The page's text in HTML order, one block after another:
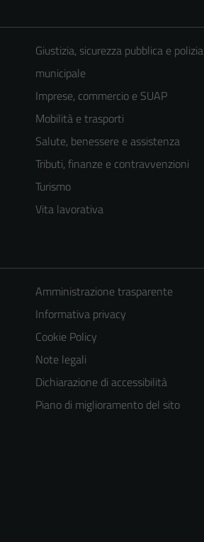
Giustizia, sicurezza pubblica e polizia
municipale
Imprese, commercio e SUAP
Mobilità e trasporti
Salute, benessere e assistenza
Tributi, finanze e contravvenzioni
Turismo
Vita lavorativa
Amministrazione trasparente
Informativa privacy
Cookie Policy
Note legali
Dichiarazione di accessibilità
Piano di miglioramento del sito